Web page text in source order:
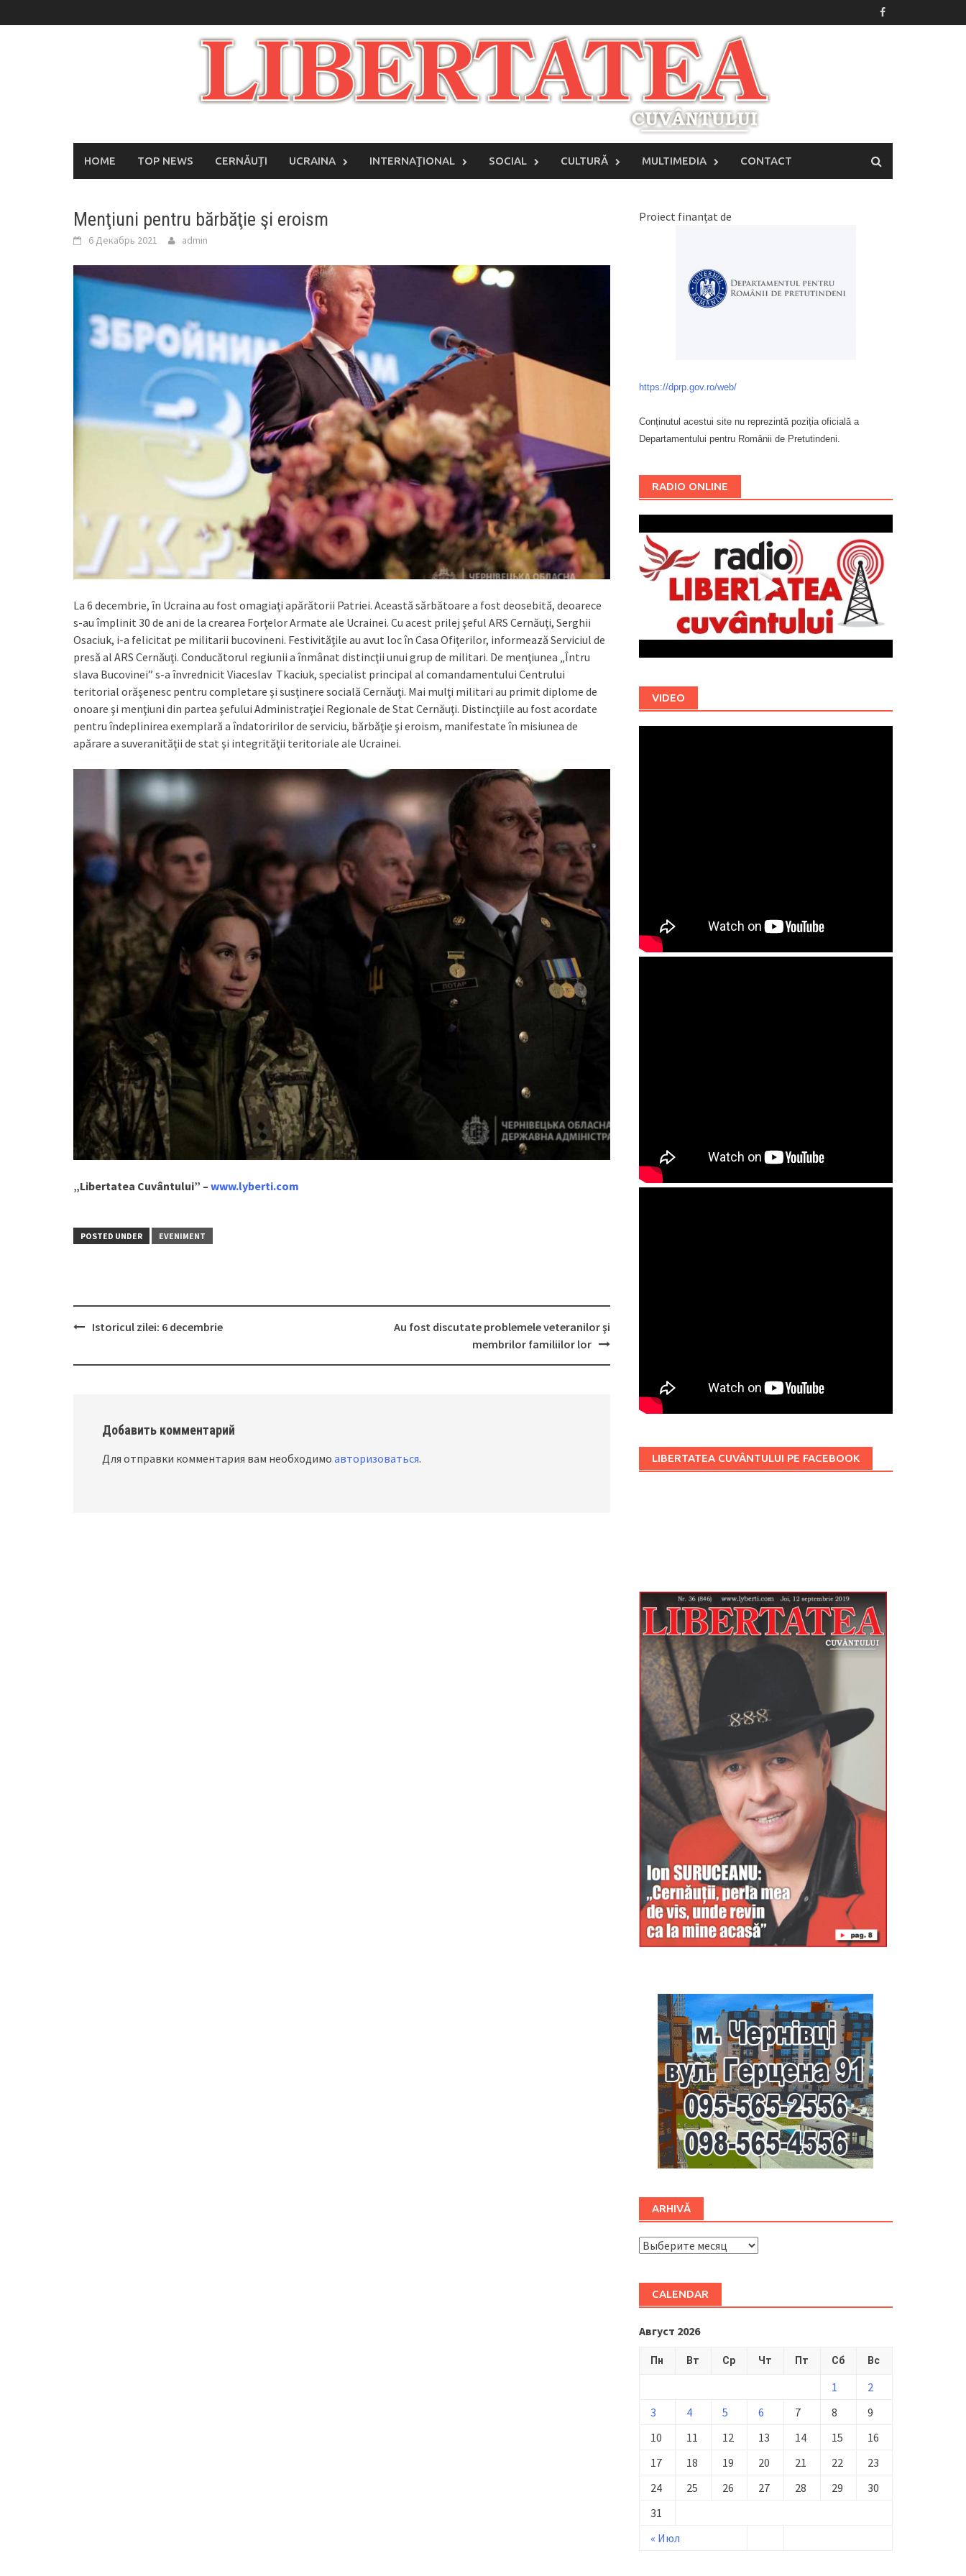
to
HOME TOP NEWS CERNĂUȚI UCRAINA INTERNAŢIONAL SOCIAL CULTURĂ MULTIMEDIA CONTACT
Menţiuni pentru bărbăţie şi eroism
6 Декабрь 2021 admin
La 6 decembrie, în Ucraina au fost omagiaţi apărătorii Patriei. Această sărbătoare a fost deosebită, deoarece
s-au împlinit 30 de ani de la crearea Forţelor Armate ale Ucrainei. Cu acest prilej şeful ARS Cernăuţi, Serghii
Osaciuk, i-a felicitat pe militarii bucovineni. Festivităţile au avut loc în Casa Ofiţerilor, informează Serviciul de
presă al ARS Cernăuţi. Conducătorul regiunii a înmânat distincţii unui grup de militari. De menţiunea „Întru
slava Bucovinei” s-a învrednicit Viaceslav Tkaciuk, specialist principal al comandamentului Centrului
teritorial orăşenesc pentru completare şi susţinere socială Cernăuţi. Mai mulţi militari au primit diplome de
onoare şi menţiuni din partea şefului Administraţiei Regionale de Stat Cernăuţi. Distincţiile au fost acordate
pentru îndeplinirea exemplară a îndatoririlor de serviciu, bărbăţie şi eroism, manifestate în misiunea de
apărare a suveranităţii de stat şi integrităţii teritoriale ale Ucrainei.
„Libertatea Cuvântului” – www.lyberti.com
POSTED UNDER EVENIMENT
navigation
Istoricul zilei: 6 decembrie
Au fost discutate problemele veteranilor şi
membrilor familiilor lor
Добавить комментарий
Для отправки комментария вам необходимо авторизоваться.
Proiect finanțat de
https://dprp.gov.ro/web/
Conținutul acestui site nu reprezintă poziția oficială a
Departamentului pentru Românii de Pretutindeni.
RADIO ONLINE
VIDEO
LIBERTATEA CUVÂNTULUI PE FACEBOOK
ARHIVĂ
ARHIVĂ
CALENDAR
Август 2026
Пн Вт Ср Чт Пт Сб Вс
« Июл
1
2
3
4 5 6 7 8
9
10
11 12 13 14 15
16
17
18 19 20 21 22
23
24
25 26 27 28 29
30
31